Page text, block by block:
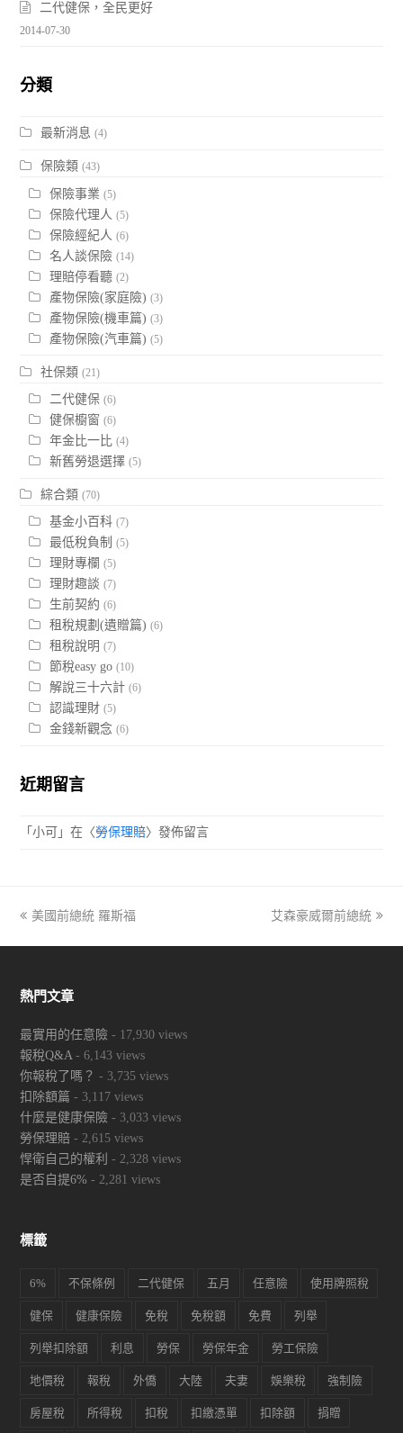
二代健保，全民更好
2014-07-30
分類
最新消息 (4)
保險類 (43)
保險事業 (5)
保險代理人 (5)
保險經紀人 (6)
名人談保險 (14)
理賠停看聽 (2)
產物保險(家庭險) (3)
產物保險(機車篇) (3)
產物保險(汽車篇) (5)
社保類 (21)
二代健保 (6)
健保櫥窗 (6)
年金比一比 (4)
新舊勞退選擇 (5)
綜合類 (70)
基金小百科 (7)
最低稅負制 (5)
理財專欄 (5)
理財趣談 (7)
生前契約 (6)
租稅規劃(遺贈篇) (6)
租稅說明 (7)
節稅easy go (10)
解說三十六計 (6)
認識理財 (5)
金錢新觀念 (6)
近期留言
「小可 」在〈勞保理賠〉發佈留言
previous
美國前總統 羅斯福
next
艾森豪威爾前總統
熱門文章
最實用的任意險 - 17,930 views
報稅Q&A - 6,143 views
你報稅了嗎？ - 3,735 views
扣除額篇 - 3,117 views
什麼是健康保險 - 3,033 views
勞保理賠 - 2,615 views
悍衛自己的權利 - 2,328 views
是否自提6% - 2,281 views
標籤
6% 不保條例 二代健保 五月 任意險 使用牌照稅
健保 健康保險 免稅 免稅額 免費 列舉
列舉扣除額 利息 勞保 勞保年金 勞工保險
地價稅 報稅 外僑 大陸 夫妻 娛樂稅 強制險
房屋稅 所得稅 扣稅 扣繳憑單 扣除額 捐贈